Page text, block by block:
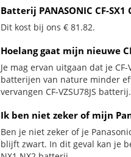
Batterij PANASONIC CF-
Dit kost bij ons € 81.82.
Hoelang gaat mijn nieuwe
Je mag ervan uitgaan dat je
batterijen van nature minder
vervangen CF-VZSU78JS batterij.
Ik ben niet zeker of mijn
Ben je niet zeker of je
blijft zwart. In dit geval kan je